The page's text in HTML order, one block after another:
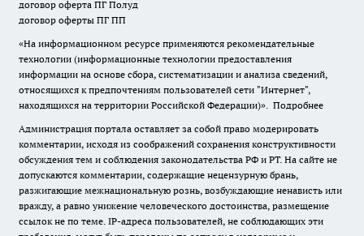
договор оферта ПГ Полуд
договор оферты ПГ ПП
«На информационном ресурсе применяются рекомендательные
технологии (информационные технологии предоставления
информации на основе сбора, систематизации и анализа сведений,
относящихся к предпочтениям пользователей сети "Интернет",
находящихся на территории Российской Федерации)». Подробнее
Администрация портала оставляет за собой право модерировать
комментарии, исходя из соображений сохранения конструктивности
обсуждения тем и соблюдения законодательства РФ и РТ. На сайте не
допускаются комментарии, содержащие нецензурную брань,
разжигающие межнациональную рознь, возбуждающие ненависть или
вражду, а равно унижение человеческого достоинства, размещение
ссылок не по теме. IP-адреса пользователей, не соблюдающих эти